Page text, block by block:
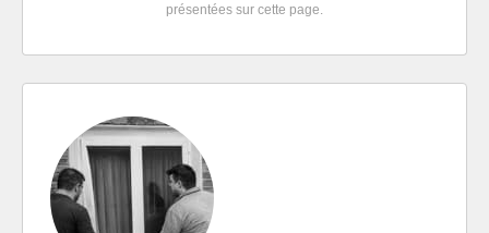
présentées sur cette page.